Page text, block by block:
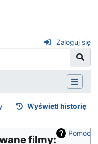
Zaloguj się
Wyświetl historię
Pomoc
filmy: